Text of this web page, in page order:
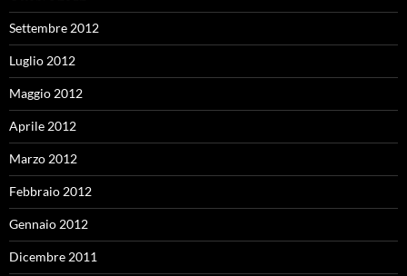
Settembre 2012
Luglio 2012
Maggio 2012
Aprile 2012
Marzo 2012
Febbraio 2012
Gennaio 2012
Dicembre 2011